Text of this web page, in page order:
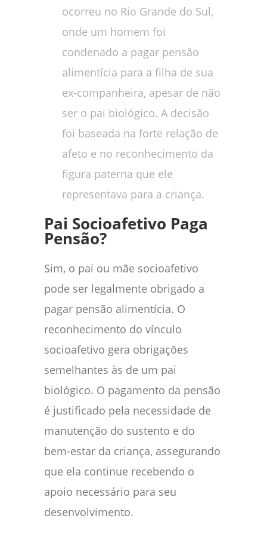
ocorreu no Rio Grande do Sul,
onde um homem foi
condenado a pagar pensão
alimentícia para a filha de sua
ex-companheira, apesar de não
ser o pai biológico. A decisão
foi baseada na forte relação de
afeto e no reconhecimento da
figura paterna que ele
representava para a criança.
Pai Socioafetivo Paga
Pensão?
Sim, o pai ou mãe socioafetivo
pode ser legalmente obrigado a
pagar pensão alimentícia. O
reconhecimento do vínculo
socioafetivo gera obrigações
semelhantes às de um pai
biológico. O pagamento da pensão
é justificado pela necessidade de
manutenção do sustento e do
bem-estar da criança, assegurando
que ela continue recebendo o
apoio necessário para seu
desenvolvimento.